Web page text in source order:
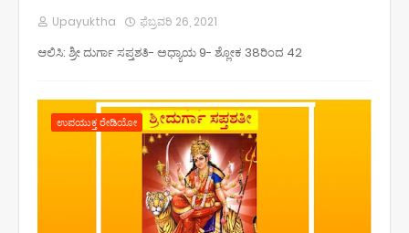
Upayuktha ಫೆಬ್ರವರಿ 26, 2021
ಆಲಿಸಿ: ಶ್ರೀ ದುರ್ಗಾ ಸಪ್ತಶತಿ- ಅಧ್ಯಾಯ 9- ಶ್ಲೋಕ 38ರಿಂದ 42
ಉಪಯುಕ್ತ ರೇಡಿಯೋ